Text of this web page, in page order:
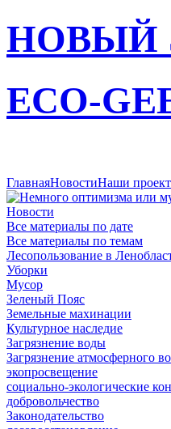
НОВЫЙ
ECO-
ГлавнаяНовостиНаши
Новости
Все материалы по дате
Все материалы по темам
Лесопользование в
Уборки
Мусор
Зеленый Пояс
Земельные махинации
Культурное наследие
Загрязнение воды
Загрязнение атмосферного
экопросвещение
социально-экологические
добровольчество
Законодательство